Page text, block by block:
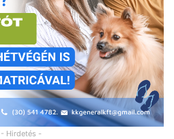
- Hirdetés -